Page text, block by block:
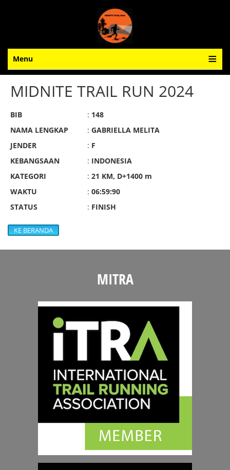
Menu
MIDNITE TRAIL RUN 2024
BIB : 148
NAMA LENGKAP
: GABRIELLA MELITA
JENDER
: F
KEBANGSAAN
: INDONESIA
KATEGORI
: 21 KM, D+1400 m
WAKTU
: 06:59:90
STATUS
: FINISH
KE BERANDA
MITRA